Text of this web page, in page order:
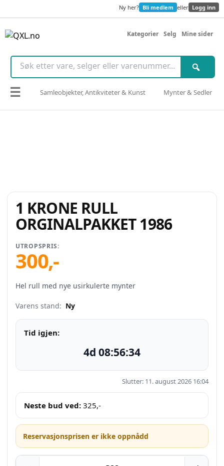
Ny her? Bli medlem eller Logg inn
Kategorier Selg Mine sider
☰ Samleobjekter, Antikviteter & Kunst Mynter & Sedler
1 KRONE RULL
ORGINALPAKKET 1986
UTROPSPRIS:
300,-
Hel rull med nye usirkulerte mynter
Varens stand: Ny
Tid igjen:
4d 08:56:34
Slutter: 11. august 2026 16:04
Neste bud ved: 325,-
Reservasjonsprisen er ikke oppnådd